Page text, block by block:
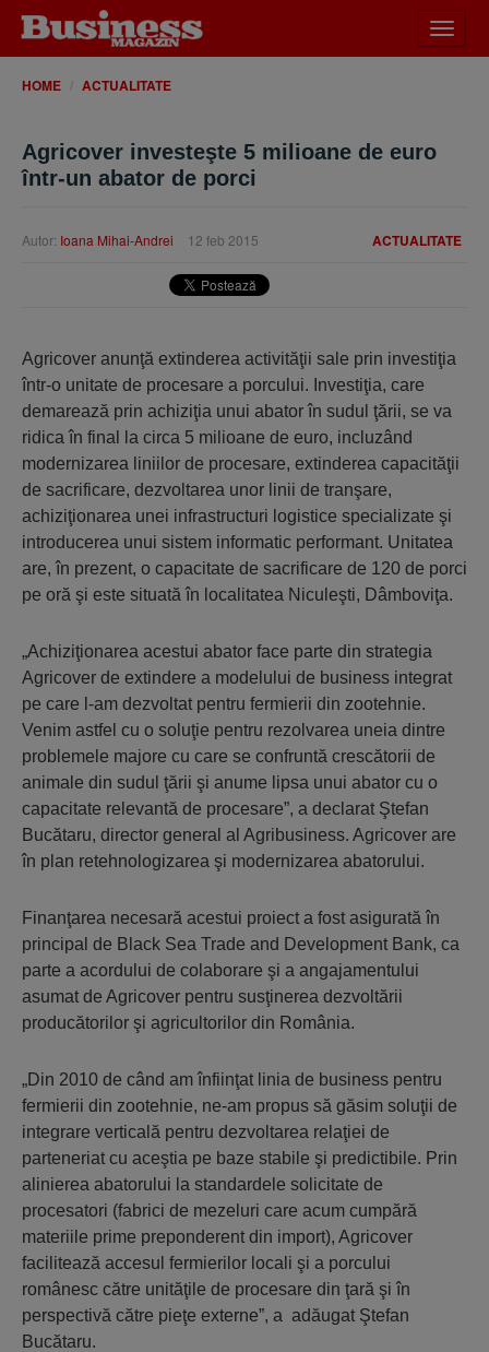
meniu
HOME ACTUALITATE
Agricover investeşte 5 milioane de euro
într-un abator de porci
ACTUALITATE
Autor: Ioana Mihai-Andrei 12 feb 2015
Agricover anunţă extinderea activităţii sale prin investiţia
într-o unitate de procesare a porcului. Investiţia, care
demarează prin achiziţia unui abator în sudul ţării, se va
ridica în final la circa 5 milioane de euro, incluzând
modernizarea liniilor de procesare, extinderea capacităţii
de sacrificare, dezvoltarea unor linii de tranşare,
achiziţionarea unei infrastructuri logistice specializate şi
introducerea unui sistem informatic performant. Unitatea
are, în prezent, o capacitate de sacrificare de 120 de porci
pe oră şi este situată în localitatea Niculeşti, Dâmboviţa.
„Achiziţionarea acestui abator face parte din strategia
Agricover de extindere a modelului de business integrat
pe care l-am dezvoltat pentru fermierii din zootehnie.
Venim astfel cu o soluţie pentru rezolvarea uneia dintre
problemele majore cu care se confruntă crescătorii de
animale din sudul ţării şi anume lipsa unui abator cu o
capacitate relevantă de procesare”, a declarat Ştefan
Bucătaru, director general al Agribusiness. Agricover are
în plan retehnologizarea şi modernizarea abatorului.
Finanţarea necesară acestui proiect a fost asigurată în
principal de Black Sea Trade and Development Bank, ca
parte a acordului de colaborare şi a angajamentului
asumat de Agricover pentru susţinerea dezvoltării
producătorilor şi agricultorilor din România.
„Din 2010 de când am înfiinţat linia de business pentru
fermierii din zootehnie, ne-am propus să găsim soluţii de
integrare verticală pentru dezvoltarea relaţiei de
parteneriat cu aceştia pe baze stabile şi predictibile. Prin
alinierea abatorului la standardele solicitate de
procesatori (fabrici de mezeluri care acum cumpără
materiile prime preponderent din import), Agricover
facilitează accesul fermierilor locali şi a porcului
românesc către unităţile de procesare din ţară şi în
perspectivă către pieţe externe”, a adăugat Ştefan
Bucătaru.